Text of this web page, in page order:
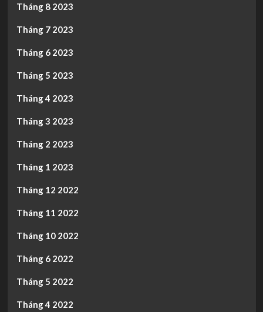
Tháng 8 2023
Tháng 7 2023
Tháng 6 2023
Tháng 5 2023
Tháng 4 2023
Tháng 3 2023
Tháng 2 2023
Tháng 1 2023
Tháng 12 2022
Tháng 11 2022
Tháng 10 2022
Tháng 6 2022
Tháng 5 2022
Tháng 4 2022